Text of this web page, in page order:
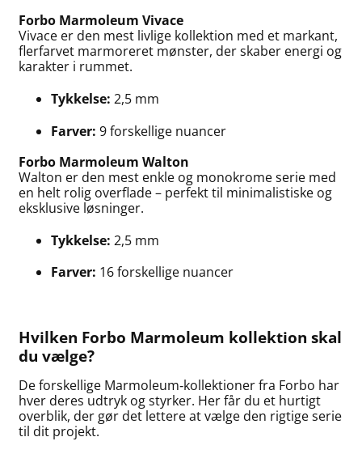
Forbo Marmoleum Vivace
Vivace er den mest livlige kollektion med et markant,
flerfarvet marmoreret mønster, der skaber energi og
karakter i rummet.
Tykkelse: 2,5 mm
Farver: 9 forskellige nuancer
Forbo Marmoleum Walton
Walton er den mest enkle og monokrome serie med
en helt rolig overflade – perfekt til minimalistiske og
eksklusive løsninger.
Tykkelse: 2,5 mm
Farver: 16 forskellige nuancer
Hvilken Forbo Marmoleum kollektion skal
du vælge?
De forskellige Marmoleum‑kollektioner fra Forbo har
hver deres udtryk og styrker. Her får du et hurtigt
overblik, der gør det lettere at vælge den rigtige serie
til dit projekt.